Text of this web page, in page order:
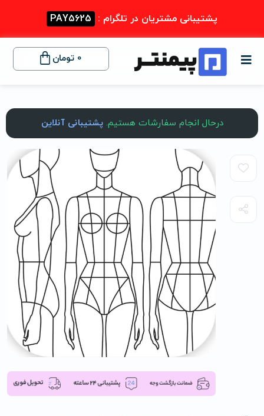
پشتیبانی مشتریان در تلگرام : PAY5625
0 تومان
درحال انجام سفارشات هستیم.پشتیبانی آنلاین